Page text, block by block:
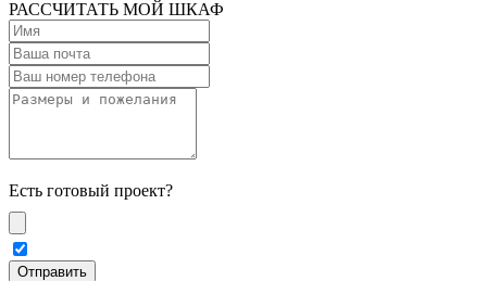
РАССЧИТАТЬ МОЙ ШКАФ
Есть готовый проект?